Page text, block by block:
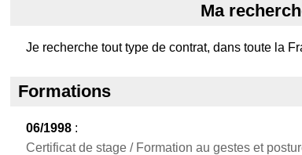
Ma
Je recherche tout type de contrat, dans toute la
Formations
06/1998 :
Certificat de stage / Formation au gestes et